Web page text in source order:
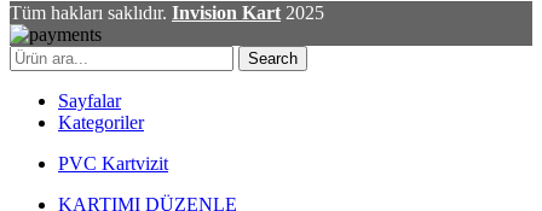
Tüm hakları saklıdır. Invision Kart 2025
Search
Sayfalar
Kategoriler
PVC Kartvizit
KARTIMI DÜZENLE